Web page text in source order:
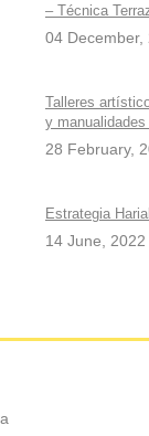
– Técnica
04 December,
Talleres
y
28 February,
Estrategia
14 June, 2022